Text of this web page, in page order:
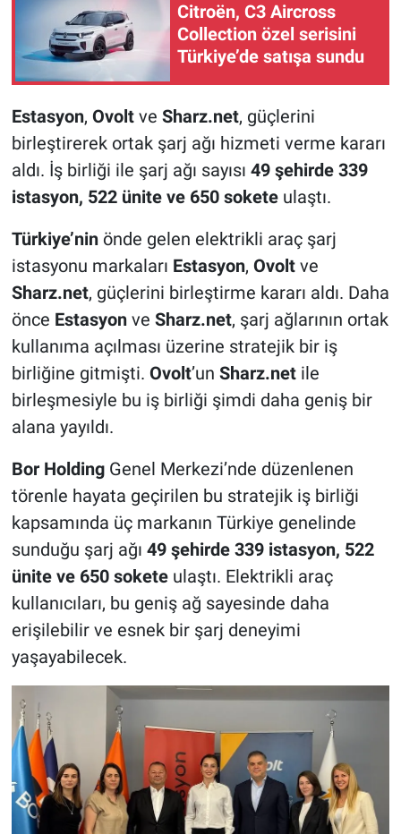
Citroën, C3 Aircross
Collection özel serisini
Türkiye’de satışa sundu
Estasyon, Ovoltve Sharz.net, güçlerini
birleştirerek ortak şarj ağı hizmeti verme kararı
aldı. İş birliği ile şarj ağı sayısı 49 şehirde 339
istasyon, 522 ünite ve 650 soketeulaştı.
Türkiye’ninönde gelen elektrikli araç şarj
istasyonu markaları Estasyon, Ovoltve
Sharz.net, güçlerini birleştirme kararı aldı. Daha
önce Estasyonve Sharz.net, şarj ağlarının ortak
kullanıma açılması üzerine stratejik bir iş
birliğine gitmişti. Ovolt’un Sharz.netile
birleşmesiyle bu iş birliği şimdi daha geniş bir
alana yayıldı.
Bor HoldingGenel Merkezi’nde düzenlenen
törenle hayata geçirilen bu stratejik iş birliği
kapsamında üç markanın Türkiye genelinde
sunduğu şarj ağı 49 şehirde 339 istasyon, 522
ünite ve 650 soketeulaştı. Elektrikli araç
kullanıcıları, bu geniş ağ sayesinde daha
erişilebilir ve esnek bir şarj deneyimi
yaşayabilecek.